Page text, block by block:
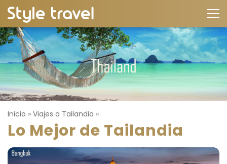
Inicio » Viajes a Tailandia »
Lo Mejor de Tailandia